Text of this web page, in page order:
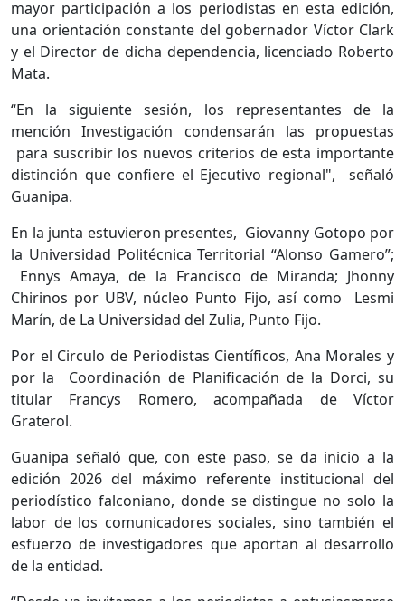
mayor participación a los periodistas en esta edición,
una orientación constante del gobernador Víctor Clark
y el Director de dicha dependencia, licenciado Roberto
Mata.
“En la siguiente sesión, los representantes de la
mención Investigación condensarán las propuestas
para suscribir los nuevos criterios de esta importante
distinción que confiere el Ejecutivo regional", señaló
Guanipa.
En la junta estuvieron presentes, Giovanny Gotopo por
la Universidad Politécnica Territorial “Alonso Gamero”;
Ennys Amaya, de la Francisco de Miranda; Jhonny
Chirinos por UBV, núcleo Punto Fijo, así como Lesmi
Marín, de La Universidad del Zulia, Punto Fijo.
Por el Circulo de Periodistas Científicos, Ana Morales y
por la Coordinación de Planificación de la Dorci, su
titular Francys Romero, acompañada de Víctor
Graterol.
Guanipa señaló que, con este paso, se da inicio a la
edición 2026 del máximo referente institucional del
periodístico falconiano, donde se distingue no solo la
labor de los comunicadores sociales, sino también el
esfuerzo de investigadores que aportan al desarrollo
de la entidad.